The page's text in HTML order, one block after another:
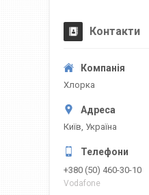
Контакти
Хлорка
Київ, Україна
+380 (50) 460-30-10
Vodafone